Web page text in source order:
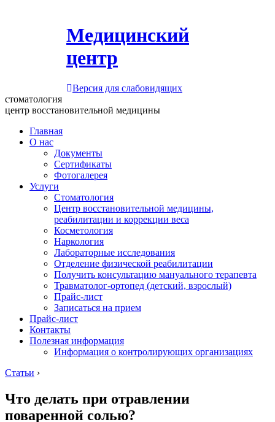
Медицинский
центр
Версия для слабовидящих
стоматология
центр восстановительной медицины
Главная
О нас
Документы
Сертификаты
Фотогалерея
Услуги
Стоматология
Центр восстановительной медицины,
реабилитации и коррекции веса
Косметология
Наркология
Лабораторные исследования
Отделение физической реабилитации
Получить консультацию мануального терапевта
Травматолог-ортопед (детский, взрослый)
Прайс-лист
Записаться на прием
Прайс-лист
Контакты
Полезная информация
Информация о контролирующих организациях
Статьи ›
Что делать при отравлении
поваренной солью?